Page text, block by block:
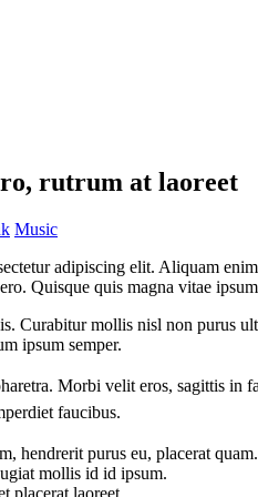
rutrum at laoreet
Music
adipiscing elit. Aliquam
Quisque quis magna vitae
Curabitur mollis nisl non purus
ipsum semper.
Morbi velit eros, sagittis in
faucibus.
hendrerit purus eu, placerat quam.
mollis id id ipsum.